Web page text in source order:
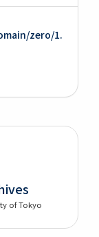
zero/1.
of Tokyo